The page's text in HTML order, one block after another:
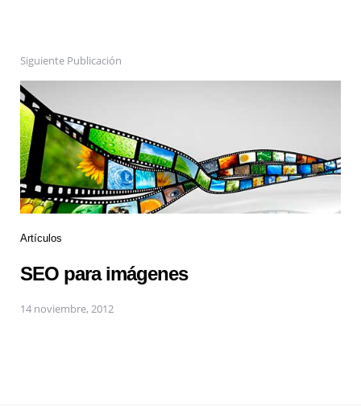
Siguiente Publicación
Artículos
SEO para imágenes
14 noviembre, 2012